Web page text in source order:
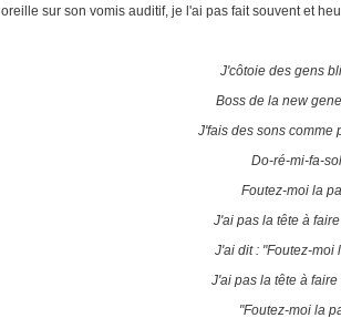
oreille sur son vomis auditif, je l'ai pas fait souvent et
J'côtoie des gens
Boss de la new
J'fais des sons comme
Do-ré-mi-fa-sol
Foutez-moi la
J'ai pas la tête à
J'ai dit : "Foutez-moi
J'ai pas la tête à faire
"Foutez-moi la